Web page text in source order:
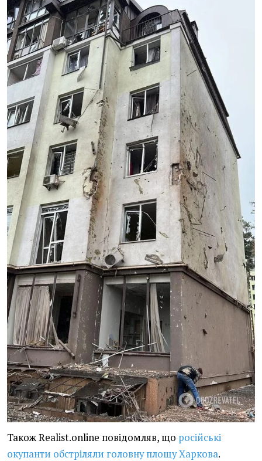
Також Realist.online повідомляв, що російські
окупанти обстріляли головну площу Харкова.